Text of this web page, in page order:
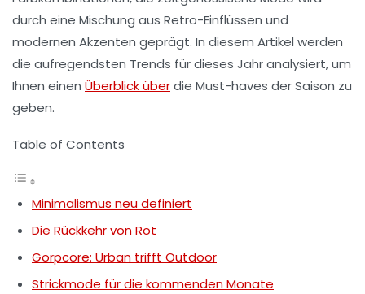
durch eine Mischung aus Retro-Einflüssen und
modernen Akzenten geprägt. In diesem Artikel werden
die aufregendsten Trends für dieses Jahr analysiert, um
Ihnen einen Überblick überdie Must-haves der Saison zu
geben.
Table of Contents
Minimalismus neu definiert
Die Rückkehr von Rot
Gorpcore: Urban trifft Outdoor
Strickmode für die kommenden Monate